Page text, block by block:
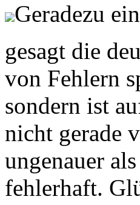
Geradezu
gesagt die
von Fehlern
sondern ist
nicht gerade
ungenauer
fehlerhaft.